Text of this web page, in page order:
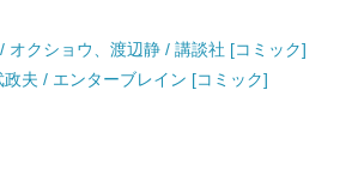
クショウ、渡辺静 / 講談社 [コミック]
夫 / エンターブレイン [コミック]